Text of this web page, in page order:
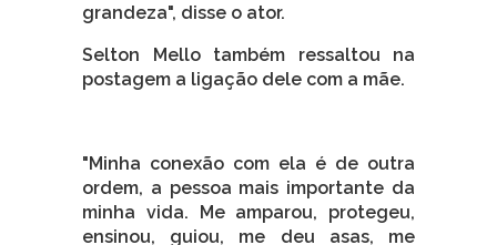
grandeza", disse o ator.
Selton Mello também ressaltou na
postagem a ligação dele com a mãe.
"Minha conexão com ela é de outra
ordem, a pessoa mais importante da
minha vida. Me amparou, protegeu,
ensinou, guiou, me deu asas, me